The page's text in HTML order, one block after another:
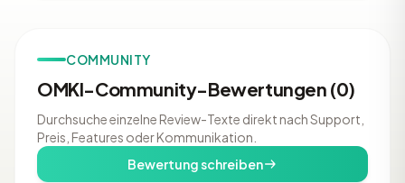
COMMUNITY
OMKI-Community-Bewertungen (0)
Durchsuche einzelne Review-Texte direkt nach Support,
Preis, Features oder Kommunikation.
Bewertung schreiben